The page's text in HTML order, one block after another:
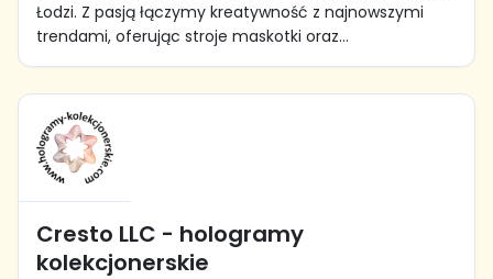
Łodzi. Z pasją łączymy kreatywność z najnowszymi
trendami, oferując stroje maskotki oraz...
Cresto LLC - hologramy
kolekcjonerskie